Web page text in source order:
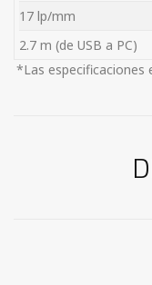
17 lp/mm
2.7 m (de USB a PC)
*Las especificaciones